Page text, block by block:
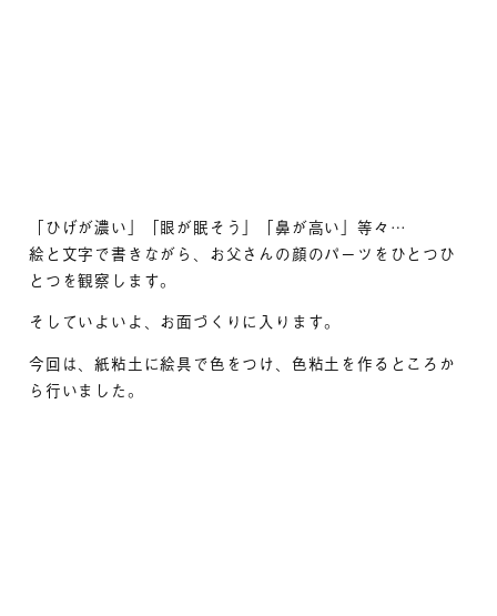
「ひげが濃い」「眼が眠そう」「鼻が高い」等々…
絵と文字で書きながら、お父さんの顔のパーツをひとつひ
とつを観察します。
そしていよいよ、お面づくりに入ります。
今回は、紙粘土に絵具で色をつけ、色粘土を作るところか
ら行いました。